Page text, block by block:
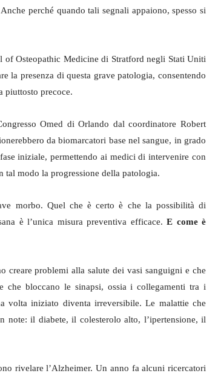
perché quando tali segnali appaiono, spesso si
of Osteopathic Medicine di Stratford negli Stati Uniti
la presenza di questa grave patologia, consentendo
piuttosto precoce.
Omed di Orlando dal coordinatore Robert
da biomarcatori base nel sangue, in grado
iniziale, permettendo ai medici di intervenire con
modo la progressione della patologia.
morbo. Quel che è certo è che la possibilità di
è l’unica misura preventiva efficace. E come è
creare problemi alla salute dei vasi sanguigni e che
che bloccano le sinapsi, ossia i collegamenti tra i
volta iniziato diventa irreversibile. Le malattie che
note: il diabete, il colesterolo alto, l’ipertensione, il
rivelare l’Alzheimer. Un anno fa alcuni ricercatori